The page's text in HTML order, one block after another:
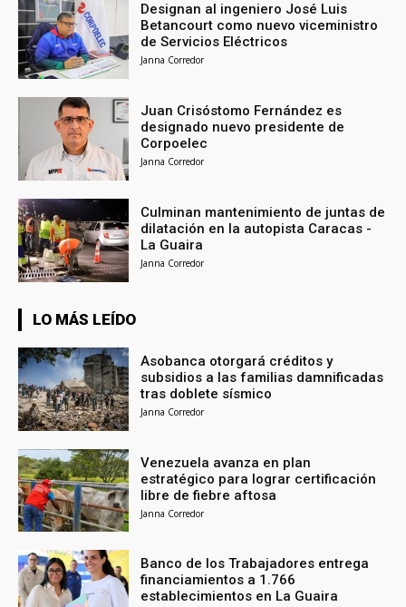
Designan al ingeniero José Luis
Betancourt como nuevo viceministro
de Servicios Eléctricos
Janna Corredor
Juan Crisóstomo Fernández es
designado nuevo presidente de
Corpoelec
Janna Corredor
Culminan mantenimiento de juntas de
dilatación en la autopista Caracas -
La Guaira
Janna Corredor
LO MÁS LEÍDO
Asobanca otorgará créditos y
subsidios a las familias damnificadas
tras doblete sísmico
Janna Corredor
Venezuela avanza en plan
estratégico para lograr certificación
libre de fiebre aftosa
Janna Corredor
Banco de los Trabajadores entrega
financiamientos a 1.766
establecimientos en La Guaira